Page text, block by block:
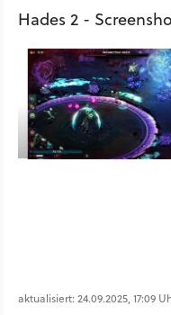
Hades 2 -
aktualisiert: 24.09.2025, 17:09